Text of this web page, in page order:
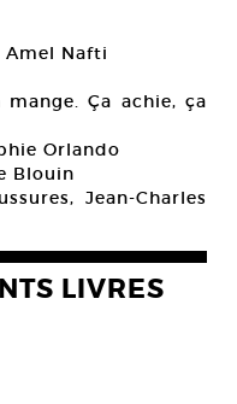
Amel Nafti
Ça achie, ça
Orlando
Blouin
Jean-Charles
LIVRES